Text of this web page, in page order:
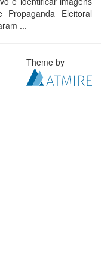
Eleitoral
...
Theme by